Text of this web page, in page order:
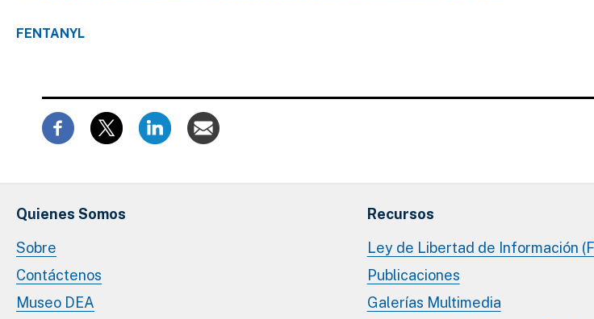
FENTANYL
Quienes Somos
Sobre
Contáctenos
Museo DEA
Recursos
Ley de Libertad de Información
Publicaciones
Galerías Multimedia